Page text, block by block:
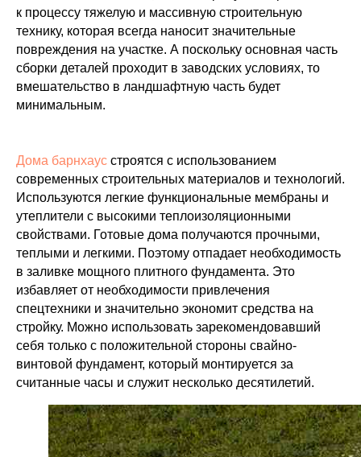
к процессу тяжелую и массивную строительную
технику, которая всегда наносит значительные
повреждения на участке. А поскольку основная часть
сборки деталей проходит в заводских условиях, то
вмешательство в ландшафтную часть будет
минимальным.
Дома барнхаус строятся с использованием
современных строительных материалов и технологий.
Используются легкие функциональные мембраны и
утеплители с высокими теплоизоляционными
свойствами. Готовые дома получаются прочными,
теплыми и легкими. Поэтому отпадает необходимость
в заливке мощного плитного фундамента. Это
избавляет от необходимости привлечения
спецтехники и значительно экономит средства на
стройку. Можно использовать зарекомендовавший
себя только с положительной стороны свайно-
винтовой фундамент, который монтируется за
считанные часы и служит несколько десятилетий.